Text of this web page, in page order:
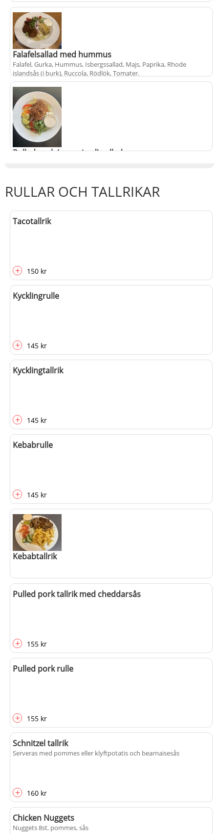
Falafelsallad med hummus
Falafel, Gurka, Hummus, Isbergssallad, Majs, Paprika, Rhode
islandsås (i burk), Ruccola, Rödlök, Tomater.
+ 145 kr
Pulled pork (egengjord) sallad
RULLAR OCH TALLRIKAR
Tacotallrik
+ 150 kr
Kycklingrulle
+ 145 kr
Kycklingtallrik
+ 145 kr
Kebabrulle
+ 145 kr
Kebabtallrik
Pulled pork tallrik med cheddarsås
+ 155 kr
Pulled pork rulle
+ 155 kr
Schnitzel tallrik
Serveras med pommes eller klyftpotatis och bearnaisesås
+ 160 kr
Chicken Nuggets
Nuggets 8st, pommes, sås